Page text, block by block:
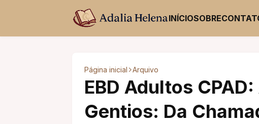
INÍCIOSOBRE
Página inicial Arquivo
EBD Adultos
Gentios: Da